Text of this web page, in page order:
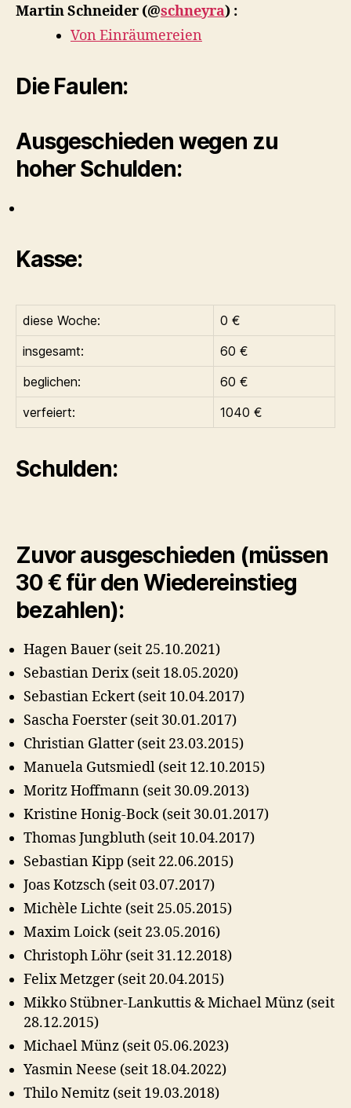
Martin Schneider (@schneyra) :
Von Einräumereien
Die Faulen:
Ausgeschieden wegen zu
hoher Schulden:
Kasse:
diese Woche:
0 €
insgesamt:
60 €
beglichen:
60 €
verfeiert:
1040 €
Schulden:
Zuvor ausgeschieden (müssen
30 € für den Wiedereinstieg
bezahlen):
Hagen Bauer (seit 25.10.2021)
Sebastian Derix (seit 18.05.2020)
Sebastian Eckert (seit 10.04.2017)
Sascha Foerster (seit 30.01.2017)
Christian Glatter (seit 23.03.2015)
Manuela Gutsmiedl (seit 12.10.2015)
Moritz Hoffmann (seit 30.09.2013)
Kristine Honig-Bock (seit 30.01.2017)
Thomas Jungbluth (seit 10.04.2017)
Sebastian Kipp (seit 22.06.2015)
Joas Kotzsch (seit 03.07.2017)
Michèle Lichte (seit 25.05.2015)
Maxim Loick (seit 23.05.2016)
Christoph Löhr (seit 31.12.2018)
Felix Metzger (seit 20.04.2015)
Mikko Stübner-Lankuttis & Michael Münz (seit
28.12.2015)
Michael Münz (seit 05.06.2023)
Yasmin Neese (seit 18.04.2022)
Thilo Nemitz (seit 19.03.2018)